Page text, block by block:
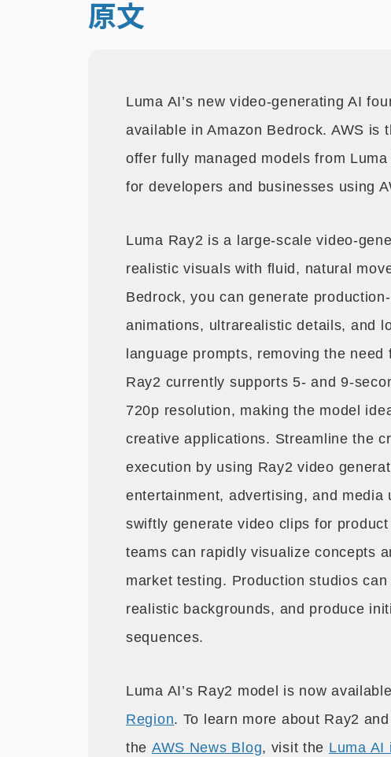
原文
Luma AI’s new video-generating AI
available in Amazon Bedrock. AWS is
offer fully managed models from
for developers and businesses using
Luma Ray2 is a large-scale video-
realistic visuals with fluid, natural
Bedrock, you can generate
animations, ultrarealistic details, and
language prompts, removing the
Ray2 currently supports 5- and 9-
720p resolution, making the model
creative applications. Streamline the
execution by using Ray2 video
entertainment, advertising, and media
swiftly generate video clips for
teams can rapidly visualize concepts
market testing. Production studios
realistic backgrounds, and produce
sequences.
Luma AI’s Ray2 model is now
Region. To learn more about Ray2
the AWS News Blog, visit the Luma AI